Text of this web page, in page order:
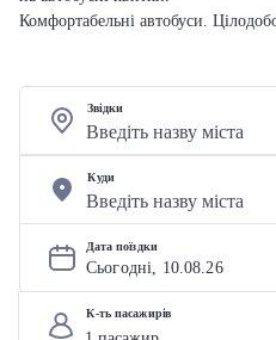
Комфортабельні автобуси.
Звідки
Куди
Дата поїздки
Сьогодні, 10.08.26
К-ть пасажирів